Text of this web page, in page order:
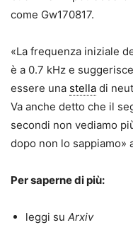
come Gw170817.
«La frequenza iniziale
è a 0.7 kHz e
essere una stella di
Va anche detto che il
secondi non vediamo
dopo non lo sappiamo»
Per saperne di più:
leggi su Arxiv